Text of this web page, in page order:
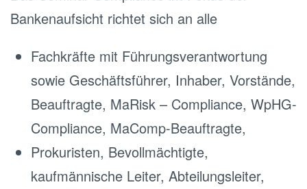
Bankenaufsicht richtet sich an alle
Fachkräfte mit Führungsverantwortung
sowie Geschäftsführer, Inhaber, Vorstände,
Beauftragte, MaRisk – Compliance, WpHG-
Compliance, MaComp-Beauftragte,
Prokuristen, Bevollmächtigte,
kaufmännische Leiter, Abteilungsleiter,